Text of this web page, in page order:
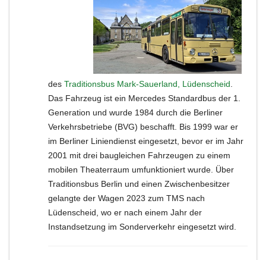
des Traditionsbus Mark-Sauerland, Lüdenscheid
Das Fahrzeug ist ein Mercedes Standardbus der 1.
Generation und wurde 1984 durch die Berliner
Verkehrsbetriebe (BVG) beschafft. Bis 1999 war er
im Berliner Liniendienst eingesetzt, bevor er im Jahr
2001 mit drei baugleichen Fahrzeugen zu einem
mobilen Theaterraum umfunktioniert wurde. Über
Traditionsbus Berlin und einen Zwischenbesitzer
gelangte der Wagen 2023 zum TMS nach
Lüdenscheid, wo er nach einem Jahr der
Instandsetzung im Sonderverkehr eingesetzt wird.